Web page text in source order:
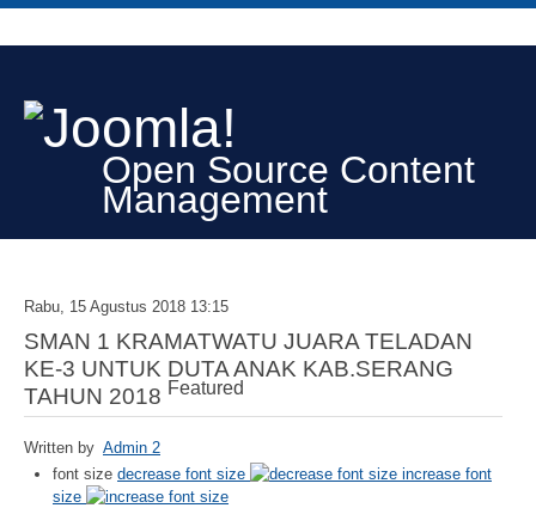
Open Source Content
Management
Rabu, 15 Agustus 2018 13:15
SMAN 1 KRAMATWATU JUARA TELADAN
KE-3 UNTUK DUTA ANAK KAB.SERANG
TAHUN 2018 Featured
Written by Admin 2
font size decrease font size
increase font
size